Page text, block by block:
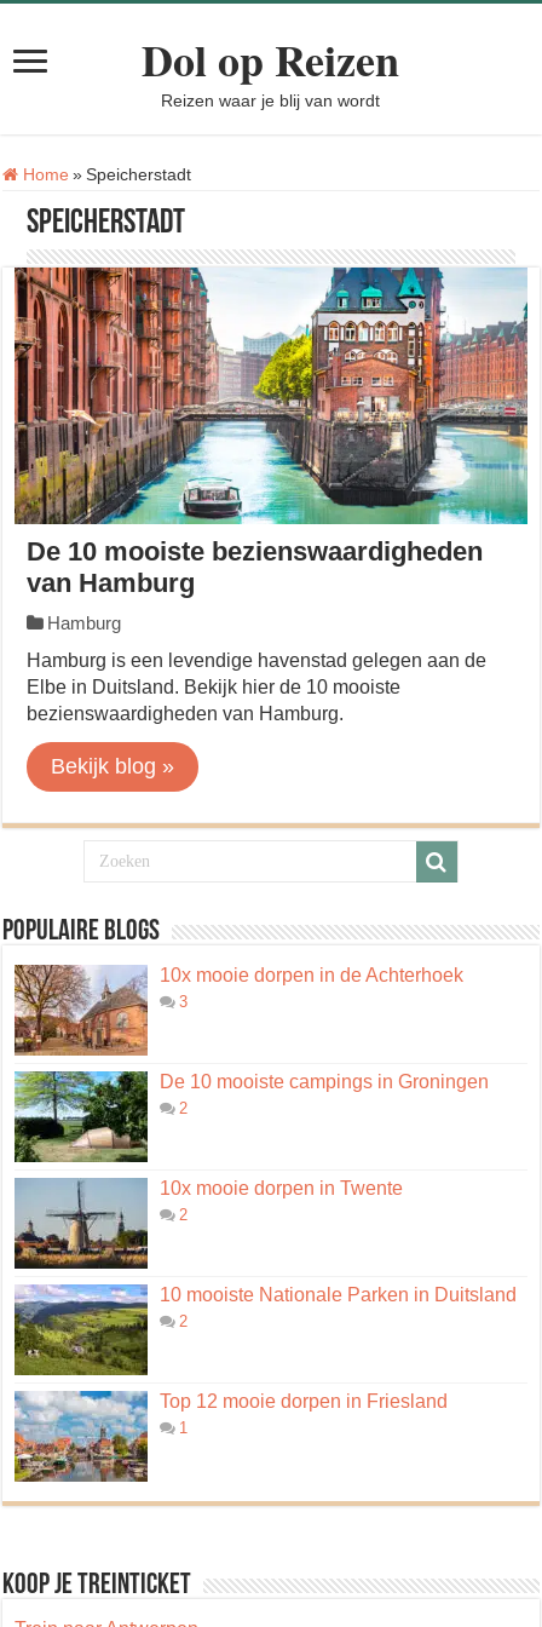
Dol op Reizen
Reizen waar je blij van wordt
Home » Tag:
Speicherstadt
Speicherstadt
De 10 mooiste bezienswaardigheden
van Hamburg
Hamburg
Hamburg is een levendige havenstad gelegen aan de
Elbe in Duitsland. Bekijk hier de 10 mooiste
bezienswaardigheden van Hamburg.
Bekijk blog »
Populaire blogs
10x mooie dorpen in de Achterhoek
3
De 10 mooiste campings in Groningen
2
10x mooie dorpen in Twente
2
10 mooiste Nationale Parken in Duitsland
2
Top 12 mooie dorpen in Friesland
1
Koop je treinticket